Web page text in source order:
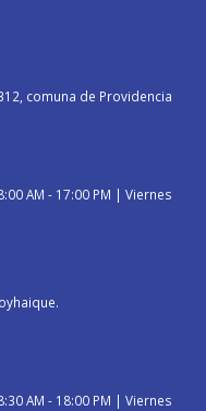
comuna de Providencia
AM - 17:00 PM | Viernes
AM - 18:00 PM | Viernes